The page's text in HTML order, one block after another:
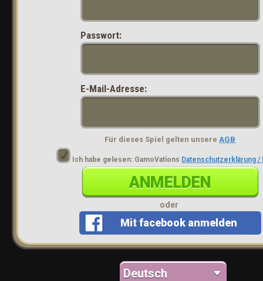
Passwort:
E-Mail-Adresse:
Für dieses Spiel gelten unsereAGB
Ich habe gelesen: GamoVations Datenschutzerklärung /
ANMELDEN
oder
Mit facebook anmelden